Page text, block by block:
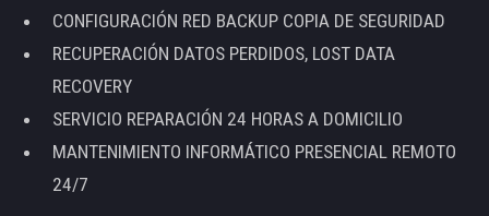
CONFIGURACIÓN RED BACKUP COPIA DE SEGURIDAD
RECUPERACIÓN DATOS PERDIDOS, LOST DATA
RECOVERY
SERVICIO REPARACIÓN 24 HORAS A DOMICILIO
MANTENIMIENTO INFORMÁTICO PRESENCIAL REMOTO
24/7